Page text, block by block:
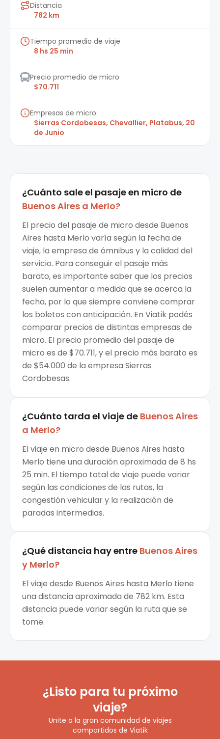
Distancia
782 km
Tiempo promedio de viaje
8 hs 25 min
Precio promedio de micro
$70.711
Empresas de micro
Sierras Cordobesas, Chevallier, Platabus, 20
de Junio
¿Cuánto sale el pasaje en micro de
Buenos Aires a Merlo?
El precio del pasaje de micro desde Buenos
Aires hasta Merlo varía según la fecha de
viaje, la empresa de ómnibus y la calidad del
servicio. Para conseguir el pasaje más
barato, es importante saber que los precios
suelen aumentar a medida que se acerca la
fecha, por lo que siempre conviene comprar
los boletos con anticipación. En Viatik podés
comparar precios de distintas empresas de
micro. El precio promedio del pasaje de
micro es de $70.711, y el precio más barato es
de $54.000 de la empresa Sierras
Cordobesas.
¿Cuánto tarda el viaje de Buenos Aires
a Merlo?
El viaje en micro desde Buenos Aires hasta
Merlo tiene una duración aproximada de 8 hs
25 min. El tiempo total de viaje puede variar
según las condiciones de las rutas, la
congestión vehicular y la realización de
paradas intermedias.
¿Qué distancia hay entre Buenos Aires
y Merlo?
El viaje desde Buenos Aires hasta Merlo tiene
una distancia aproximada de 782 km. Esta
distancia puede variar según la ruta que se
tome.
¿Listo para tu próximo
viaje?
Unite a la gran comunidad de viajes
compartidos de Viatik